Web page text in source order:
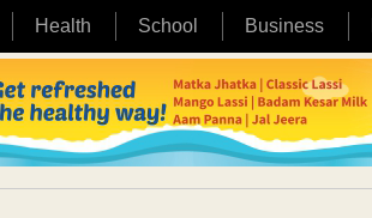
Health School Business